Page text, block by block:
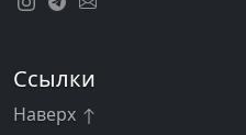
Ссылки
Наверх